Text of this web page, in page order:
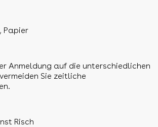
Papier
Anmeldung auf die unterschiedlichen
Sie zeitliche
Risch